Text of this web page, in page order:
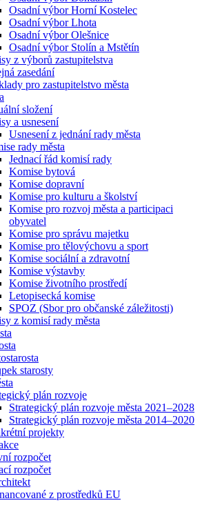
Osadní výbor Horní Kostelec
Osadní výbor Lhota
Osadní výbor Olešnice
Osadní výbor Stolín a Mstětín
z výborů zastupitelstva
zasedání
pro zastupitelstvo města
složení
a usnesení
Usnesení z jednání rady města
rady města
Jednací řád komisí rady
Komise bytová
Komise dopravní
Komise pro kulturu a školství
Komise pro rozvoj města a participaci
obyvatel
Komise pro správu majetku
Komise pro tělovýchovu a sport
Komise sociální a zdravotní
Komise výstavby
Komise životního prostředí
Letopisecká komise
SPOZ (Sbor pro občanské záležitosti)
z komisí rady města
starosty
plán rozvoje
Strategický plán rozvoje města 2021–2028
Strategický plán rozvoje města 2014–2020
projekty
rozpočet
rozpočet
z prostředků EU